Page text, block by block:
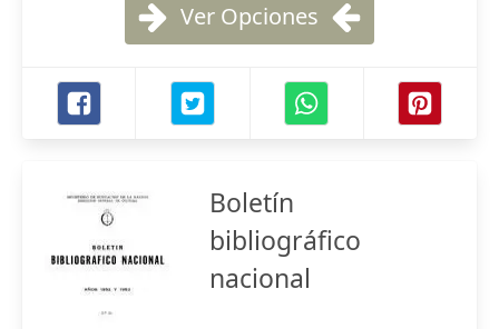
Ver Opciones
Boletín
bibliográfico
nacional